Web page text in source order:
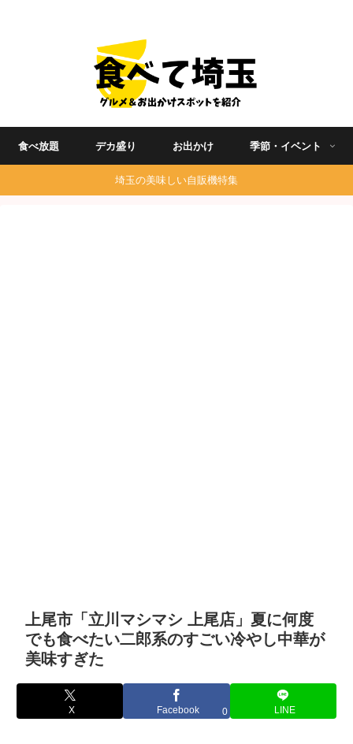
食べ放題 デカ盛り お出かけ 季節・イベント
埼玉の美味しい自販機特集
上尾市「立川マシマシ 上尾店」夏に何度
でも食べたい二郎系のすごい冷やし中華が
美味すぎた
X Facebook 0 LINE